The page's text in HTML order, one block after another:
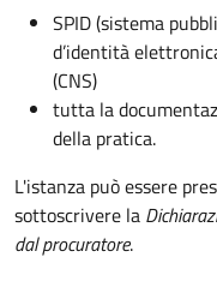
SPID (sistema
d’identità
(CNS)
tutta la
della pratica.
L'istanza può essere
sottoscrivere la
dal procuratore.